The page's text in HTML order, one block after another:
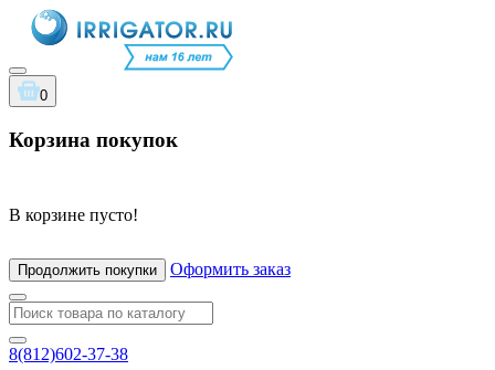
0
Корзина покупок
В корзине пусто!
Продолжить покупки Оформить заказ
8(812)602-37-38